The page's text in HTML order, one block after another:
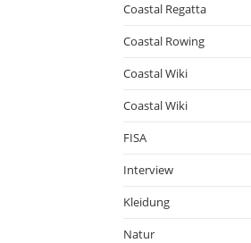
Coastal Regatta
Coastal Rowing
Coastal Wiki
Coastal Wiki
FISA
Interview
Kleidung
Natur